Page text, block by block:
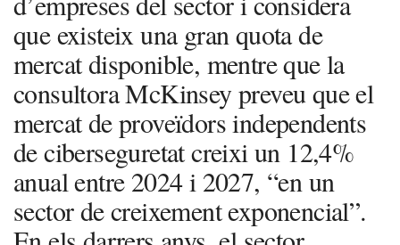
que existeix una gran quota de
mercat disponible, mentre que la
consultora McKinsey preveu que el
mercat de proveïdors independents
de ciberseguretat creixi un 12,4%
anual entre 2024 i 2027, “en un
sector de creixement exponencial”.